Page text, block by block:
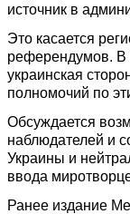
источник в
Это касается
референдумов. В
украинская
полномочий по
Обсуждается
наблюдателей и
Украины и
ввода
Ранее издание